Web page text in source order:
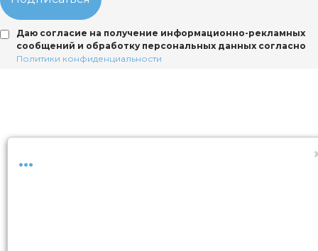
Даю согласие на получение информационно-рекламных
сообщений и обработку персональных данных согласно
Политики конфиденциальности
...